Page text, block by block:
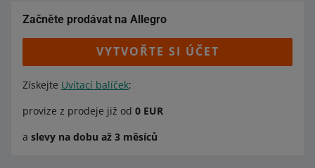
Začněte prodávat na Allegro
VYTVOŘTE SI ÚČET
Získejte Uvítací balíček:
provize z prodeje již od 0 EUR
a slevy na dobu až 3 měsíců